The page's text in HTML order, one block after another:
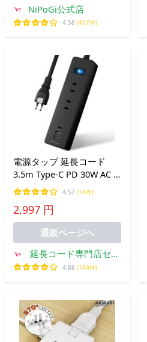
NiPoGi公式店
4.58 (437件)
電源タップ 延長コード
3.5m Type-C PD 30W AC 6
個口 + 3 USB コンセント
急速充電 節電 省エネ 一括
スイッチ スマートIC 雷ガ
ード コンパクト 海外 対応
4.57 (14件)
2,997 円
通販ページへ
延長コード専門店セイ
バー
4.88 (144件)